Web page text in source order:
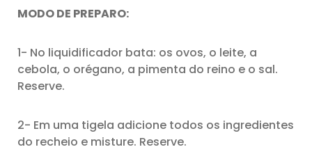
MODO DE PREPARO:
1- No liquidificador bata: os ovos, o leite, a
cebola, o orégano, a pimenta do reino e o sal.
Reserve.
2- Em uma tigela adicione todos os ingredientes
do recheio e misture. Reserve.